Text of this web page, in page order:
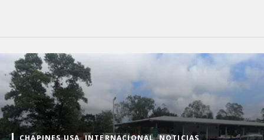
CHAPINES USA, INTERNACIONAL, NOTICIAS